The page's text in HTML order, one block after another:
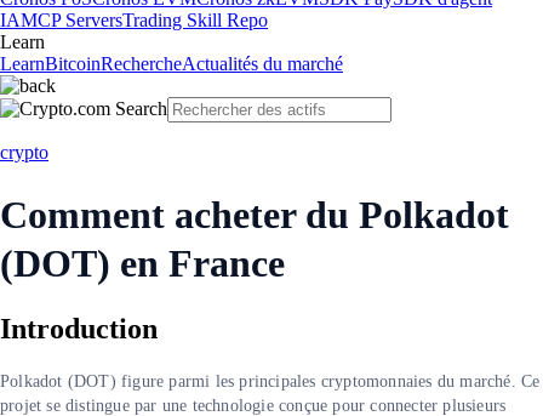
IAMCP ServersTrading Skill Repo
Learn
LearnBitcoinRechercheActualités du marché
crypto
Comment acheter du Polkadot
(DOT) en France
Introduction
Polkadot (DOT) figure parmi les principales cryptomonnaies du marché. Ce
projet se distingue par une technologie conçue pour connecter plusieurs